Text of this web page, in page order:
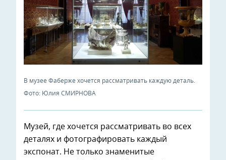
В музее Фаберже хочется рассматривать каждую деталь.
Фото: Юлия СМИРНОВА
Музей, где хочется рассматривать во всех
деталях и фотографировать каждый
экспонат. Не только знаменитые